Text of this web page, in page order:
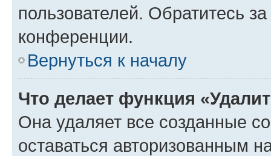
пользователей. Обратитесь
конференции.
Вернуться к началу
Что делает функция
Она удаляет все созданные
оставаться авторизованным